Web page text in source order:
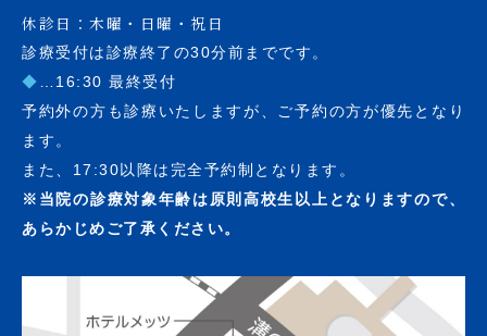
休診日：木曜・日曜・祝日
診療受付は診療終了の30分前までです。
◆ …16:30 最終受付
予約外の方も診療いたしますが、ご予約の方が優先となり
ます。
また、17:30以降は完全予約制となります。
※当院の診療対象年齢は原則高校生以上となりますので、
あらかじめご了承ください。